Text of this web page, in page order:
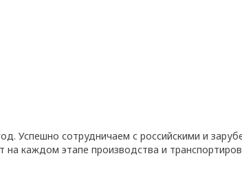
Успешно сотрудничаем с российскими и
каждом этапе производства и